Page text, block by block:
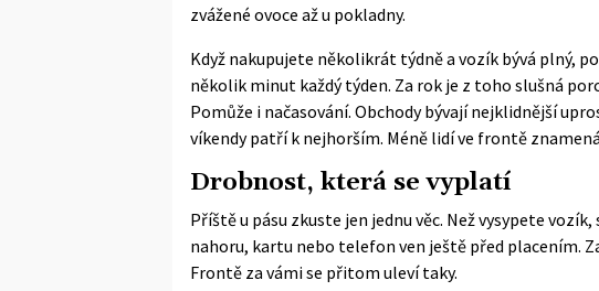
zvážené ovoce až u pokladny.
Když nakupujete několikrát týdně a vozík bývá plný,
několik minut každý týden. Za rok je z toho slušná
Pomůže i načasování. Obchody bývají nejklidnější
víkendy patří k nejhorším. Méně lidí ve frontě
Drobnost, která se vyplatí
Příště u pásu zkuste jen jednu věc. Než vysypete
nahoru, kartu nebo telefon ven ještě před placením.
Frontě za vámi se přitom uleví taky.